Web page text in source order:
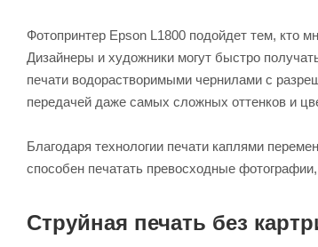
Фотопринтер Epson L1800 подойдет тем, кто
Дизайнеры и художники могут быстро
печати водорастворимыми чернилами с
передачей даже самых сложных оттенков и
Благодаря технологии печати каплями
способен печатать превосходные
Струйная печать без